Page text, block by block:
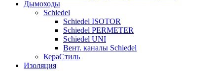
Дымоходы
Schiedel
Schiedel ISOTOR
Schiedel PERMETER
Schiedel UNI
Вент. каналы Schiedel
КераСтиль
Изоляция